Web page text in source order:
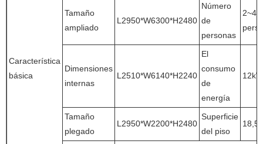
Característica
básica
Tamaño
ampliado
L2950*W6300*H2480
Número
de
personas
2~4
Dimensiones
internas
L2510*W6140*H2240
El
consumo
de
energía
12kW
Tamaño
plegado
L2950*W2200*H2480
Superficie
del piso